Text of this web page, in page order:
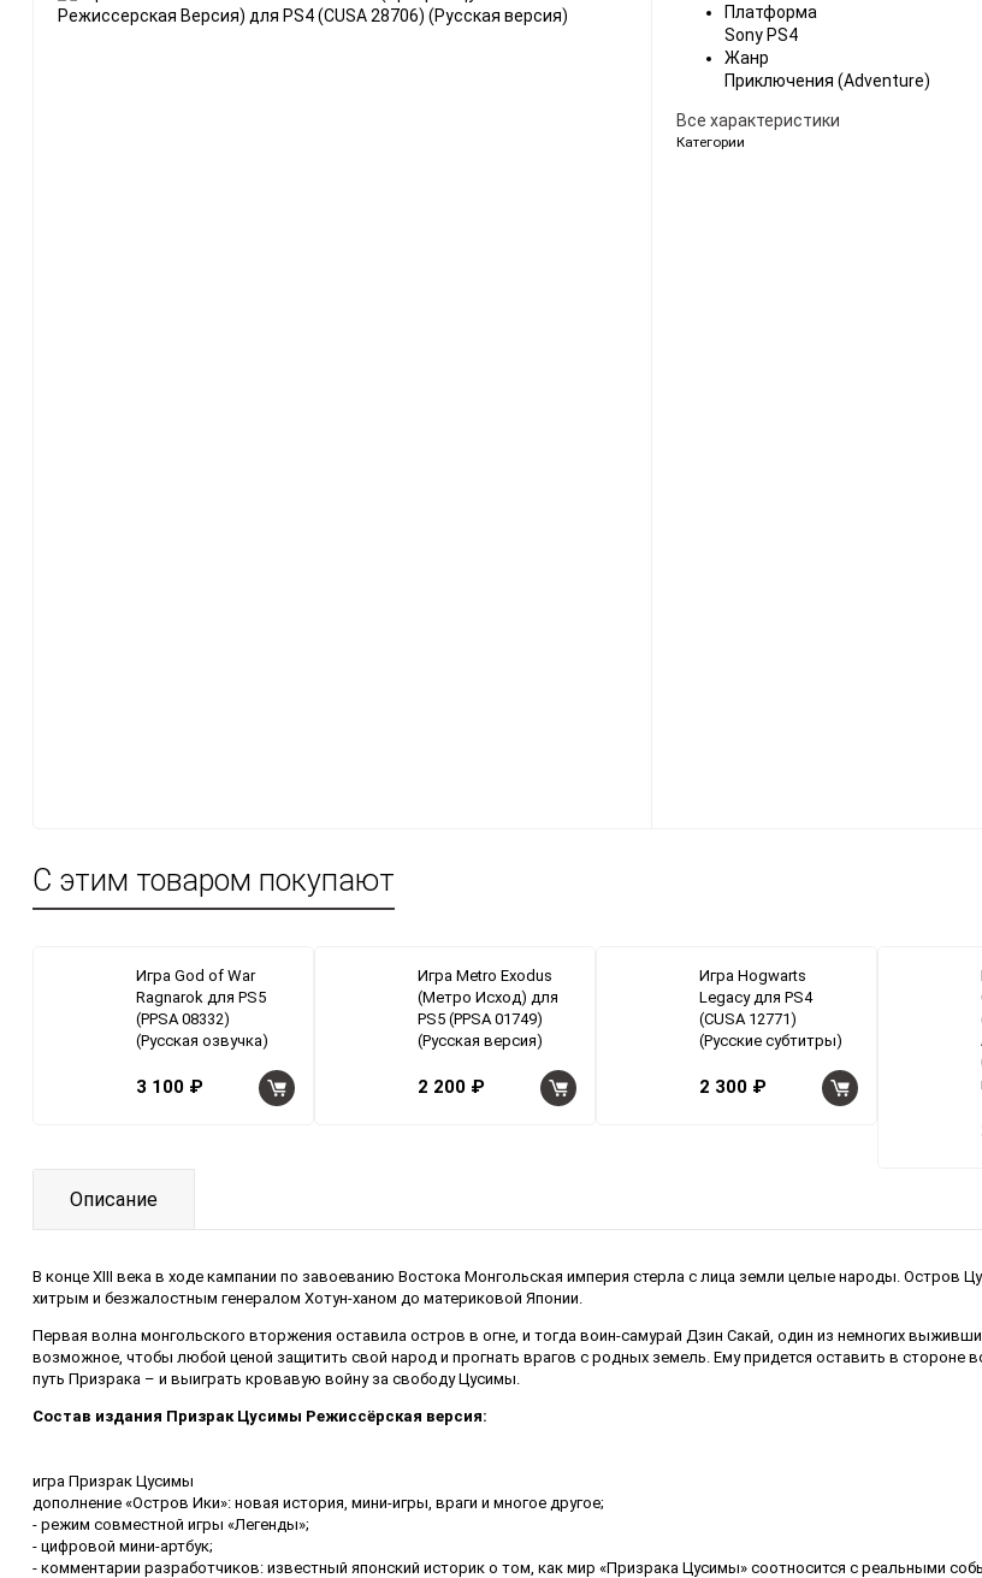
Разные
Платформа
Sony PS4
Жанр
Приключения (Adventure)
Все характеристики
Категории
С этим товаром покупают
Игра God of War
Ragnarok для PS5
(PPSA 08332)
(Русская озвучка)
3 100 ₽
Игра Metro Exodus
(Метро Исход) для
PS5 (PPSA 01749)
(Русская версия)
2 200 ₽
Игра Hogwarts
Legacy для PS4
(CUSA 12771)
(Русские субтитры)
2 300 ₽
Описание
В конце XIII века в ходе кампании по завоеванию Востока Монгольская империя стерла с лица земли целые народы. Остров
хитрым и безжалостным генералом Хотун-ханом до материковой Японии.
Первая волна монгольского вторжения оставила остров в огне, и тогда воин-самурай Дзин Сакай, один из немногих
возможное, чтобы любой ценой защитить свой народ и прогнать врагов с родных земель. Ему придется оставить в стороне
путь Призрака – и выиграть кровавую войну за свободу Цусимы.
Состав издания Призрак Цусимы Режиссёрская версия:
игра Призрак Цусимы
дополнение «Остров Ики»: новая история, мини-игры, враги и многое другое;
- режим совместной игры «Легенды»;
- цифровой мини-артбук;
- комментарии разработчиков: известный японский историк о том, как мир «Призрака Цусимы» соотносится с реальными